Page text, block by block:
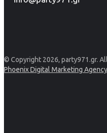
© Copyright 2026, party971.gr.
Phoenix Digital Marketing Agency